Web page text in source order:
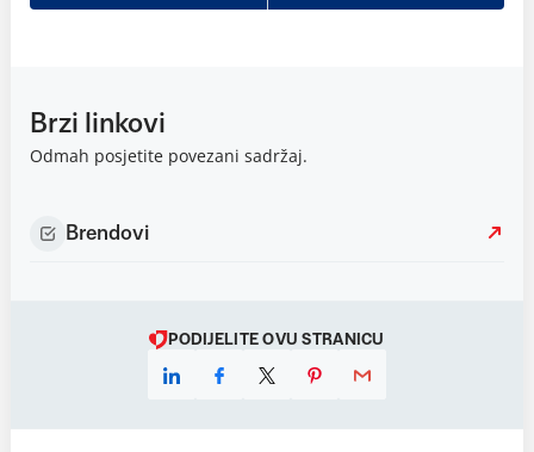
Brzi linkovi
Odmah posjetite povezani sadržaj.
Brendovi
PODIJELITE OVU STRANICU